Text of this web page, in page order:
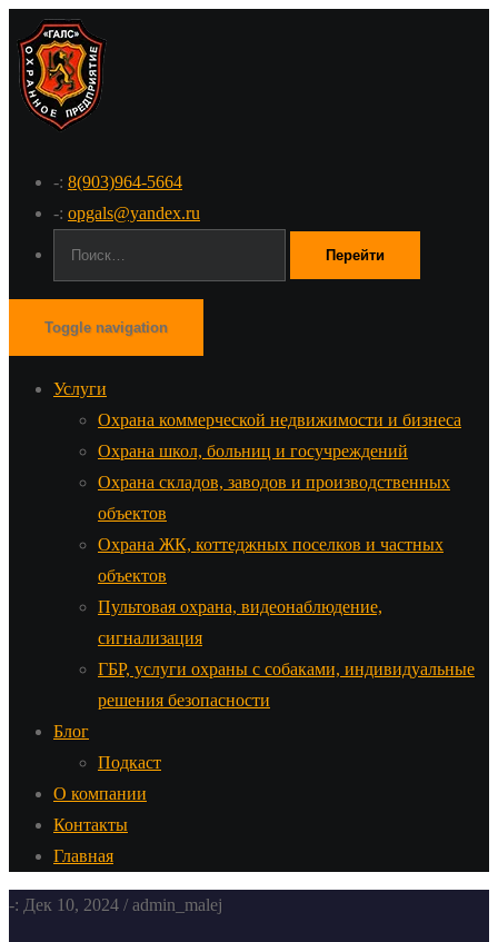
-: 8(903)964-5664
-: opgals@yandex.ru
Toggle navigation
Услуги
Охрана коммерческой недвижимости и бизнеса
Охрана школ, больниц и госучреждений
Охрана складов, заводов и производственных
объектов
Охрана ЖК, коттеджных поселков и частных
объектов
Пультовая охрана, видеонаблюдение,
сигнализация
ГБР, услуги охраны с собаками, индивидуальные
решения безопасности
Блог
Подкаст
О компании
Контакты
Главная
-: Дек 10, 2024 / admin_malej